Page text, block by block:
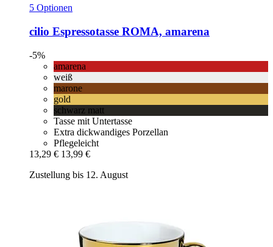
5 Optionen
cilio Espressotasse ROMA, amarena
-5%
amarena
weiß
marone
gold
schwarz matt
Tasse mit Untertasse
Extra dickwandiges Porzellan
Pflegeleicht
13,29 € 13,99 €
Zustellung bis 12. August